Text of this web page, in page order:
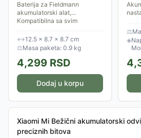
Baterija za Fieldmann
akumulatorski alat,
Kompatibilna sa svim
POWER 20V. Razlika u
performansama sa potpuno
napunjenom ili...
↔12.5 × 8.7 × 8.7 cm
⚖Masa paketa: 0.9 kg
4,299 RSD
Dodaj u korpu
⚖
◈
Xiaomi Mi Bežični akumulatorski
preciznih bitova